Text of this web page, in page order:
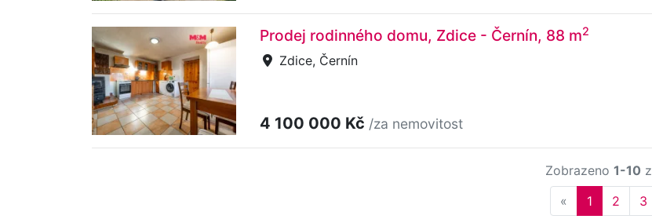
Prodej rodinného domu, Zdice - Černín, 88 m2
Zdice, Černín
4 100 000 Kč /za nemovitost
Zobrazeno 1-10 z
« Previous
1 2 3